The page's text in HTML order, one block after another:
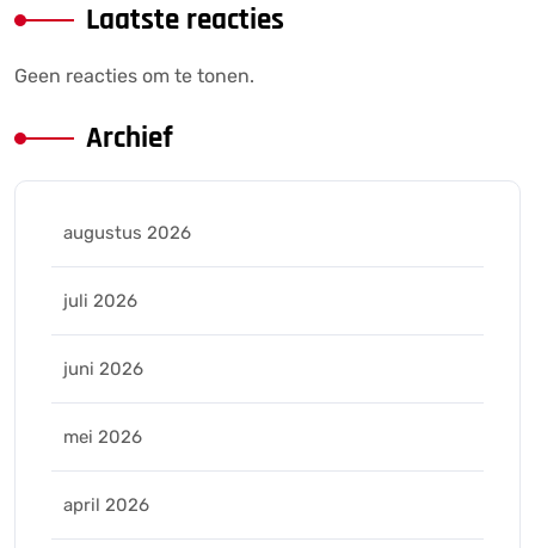
Laatste reacties
Geen reacties om te tonen.
Archief
augustus 2026
juli 2026
juni 2026
mei 2026
april 2026